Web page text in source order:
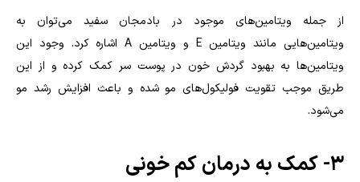
از جمله ویتامین‌های موجود در بادمجان سفید می‌توان به
ویتامین‌هایی مانند ویتامین E و ویتامین Aاشاره کرد. وجود این
ویتامین‌ها به بهبود گردش خون در پوست سر کمک کرده و از این
طریق موجب تقویت فولیکول‌های مو شده و باعث افزایش رشد مو
می‌شود.
۳- کمک به درمان کم خونی